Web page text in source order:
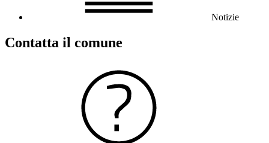
Notizie
Contatta il comune